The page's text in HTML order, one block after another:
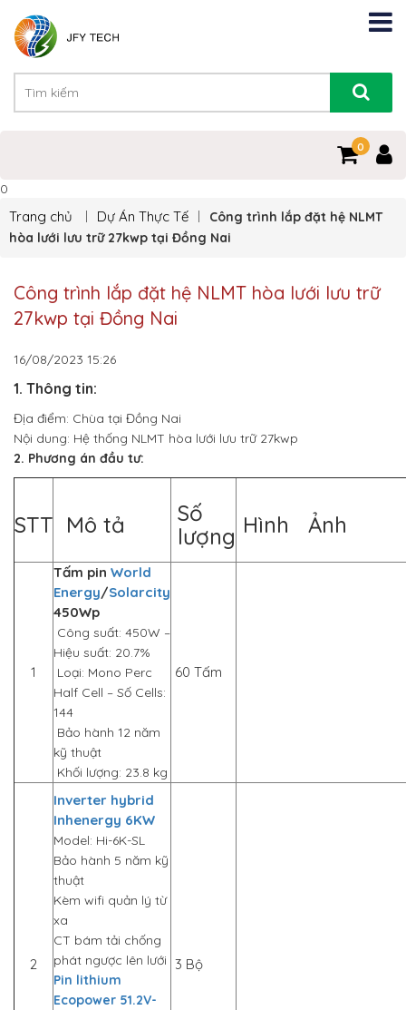
0
0
Trang chủ Dự Án Thực Tế
Công trình lắp đặt hệ NLMT
hòa lưới lưu trữ 27kwp tại Đồng Nai
Công trình lắp đặt hệ NLMT hòa lưới lưu trữ
27kwp tại Đồng Nai
16/08/2023 15:26
1. Thông tin:
Địa điểm: Chùa tại Đồng Nai
Nội dung: Hệ thống NLMT hòa lưới lưu trữ 27kwp
2. Phương án đầu tư:
STT Mô tả
Số
lượng Hình Ảnh
1
Tấm pin World
Energy/Solarcity
450Wp
Công suất: 450W –
Hiệu suất: 20.7%
Loại: Mono Perc
Half Cell – Số Cells:
144
Bảo hành 12 năm
kỹ thuật
Khối lượng: 23.8 kg
60 Tấm
2
Inverter hybrid
Inhenergy 6KW
Model: Hi-6K-SL
Bảo hành 5 năm kỹ
thuật
Kèm wifi quản lý từ
xa
CT bám tải chống
phát ngược lên lưới
Pin lithium
Ecopower 51.2V-
3 Bộ